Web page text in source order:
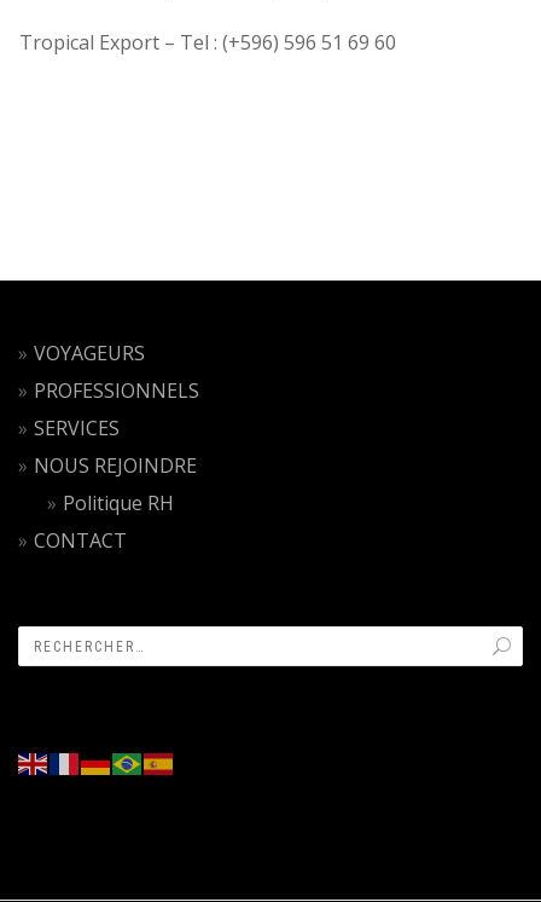
Tropical Export – Tel : (+596) 596 51 69 60
VOYAGEURS
PROFESSIONNELS
SERVICES
NOUS REJOINDRE
Politique RH
CONTACT